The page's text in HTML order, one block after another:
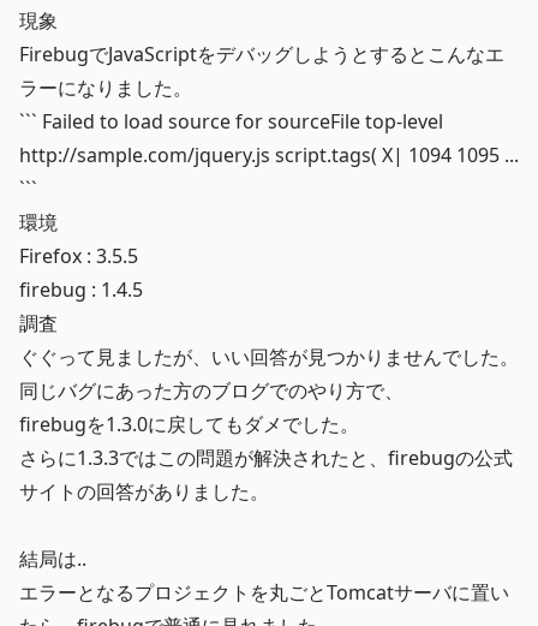
現象
FirebugでJavaScriptをデバッグしようとするとこんなエ
ラーになりました。
``` Failed to load source for sourceFile top-level
http://sample.com/jquery.js script.tags( X| 1094 1095 ...
```
環境
Firefox : 3.5.5
firebug : 1.4.5
調査
ぐぐって見ましたが、いい回答が見つかりませんでした。
同じバグにあった方のブログでのやり方で、
firebugを1.3.0に戻してもダメでした。
さらに1.3.3ではこの問題が解決されたと、firebugの公式
サイトの回答がありました。
結局は..
エラーとなるプロジェクトを丸ごとTomcatサーバに置い